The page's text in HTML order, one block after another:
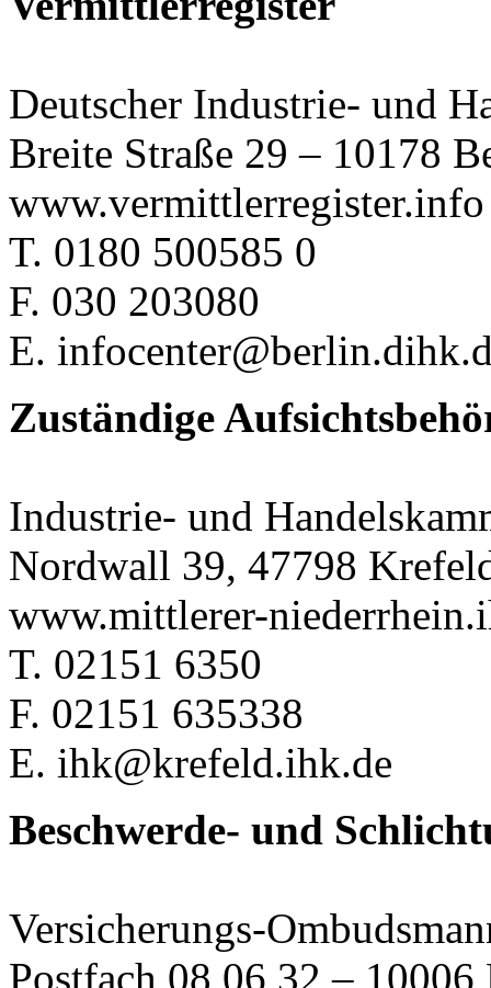
Deutscher Industrie- und
Breite Straße 29 – 10178
www.vermittlerregister.info
T. 0180 500585 0
F. 030 203080
E.
Zuständige
Industrie- und
Nordwall 39, 47798
www.mittlerer-
T. 02151 6350
F. 02151 635338
E. ihk@krefeld.ihk.de
Beschwerde- und
Versicherungs-
Postfach 08 06 32 –